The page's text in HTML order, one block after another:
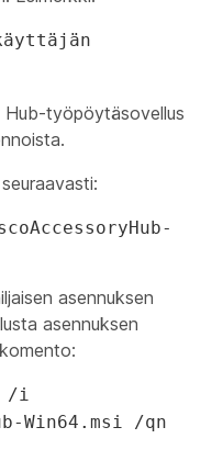
Hub-työpöytäsovellus
asennuksen
asennuksen
/i
Win64.msi /qn